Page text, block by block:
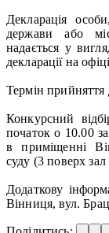
Декларація
держави або
надається у
декларації на
Термін прийняття
Конкурсний
початок о 10.00
в приміщенні
суду (3 поверх
Додаткову
Вінниця, вул.